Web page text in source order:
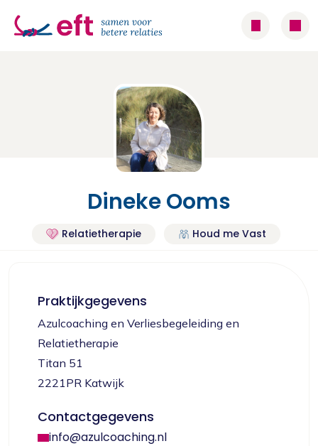
Dineke Ooms
Relatietherapie Houd me Vast
Praktijkgegevens
Azulcoaching en Verliesbegeleiding en
Relatietherapie
Titan 51
2221PR Katwijk
Contactgegevens
info@azulcoaching.nl